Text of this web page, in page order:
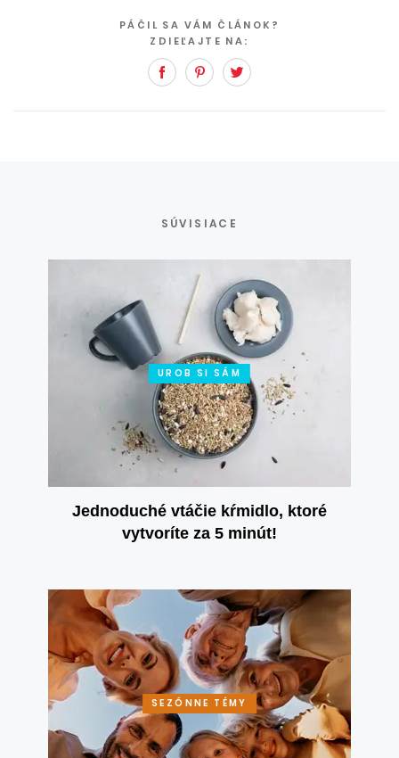
PÁČIL SA VÁM ČLÁNOK?
ZDIEĽAJTE NA:
FacebookPinterest
SÚVISIACE
UROB SI SÁM
Jednoduché vtáčie kŕmidlo, ktoré
vytvoríte za 5 minút!
SEZÓNNE TÉMY